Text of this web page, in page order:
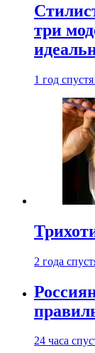
три
1 год спустя
2 года
24 часа